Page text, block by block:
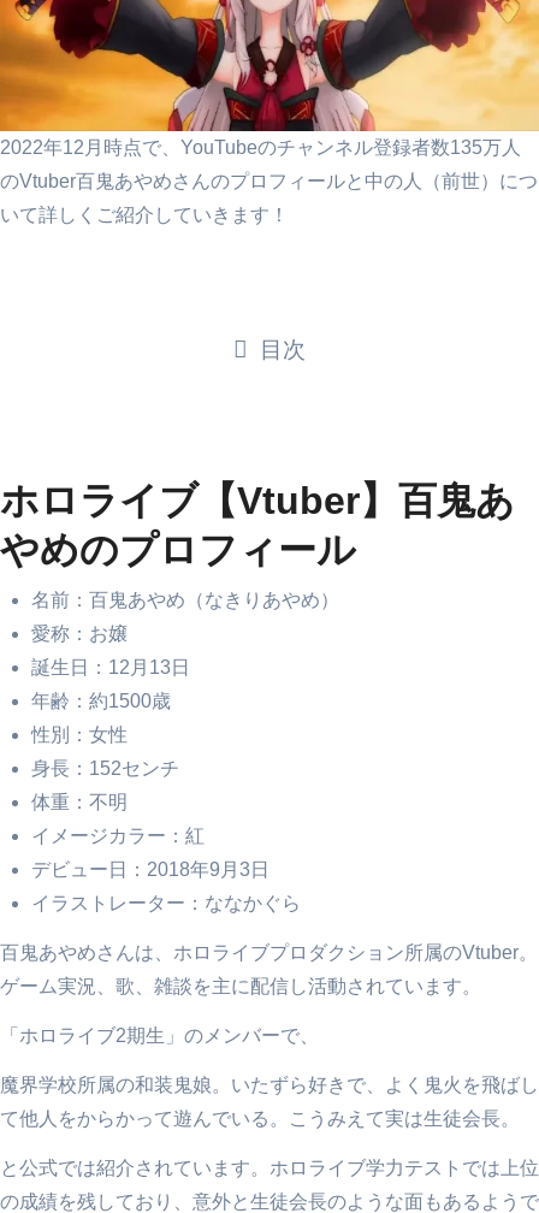
2022年12月時点で、YouTubeのチャンネル登録者数135万人
のVtuber百鬼あやめさんのプロフィールと中の人（前世）につ
いて詳しくご紹介していきます！
目次
ホロライブ【Vtuber】百鬼あ
やめのプロフィール
名前：百鬼あやめ（なきりあやめ）
愛称：お嬢
誕生日：12月13日
年齢：約1500歳
性別：女性
身長：152センチ
体重：不明
イメージカラー：紅
デビュー日：2018年9月3日
イラストレーター：ななかぐら
百鬼あやめさんは、ホロライブプロダクション所属のVtuber。
ゲーム実況、歌、雑談を主に配信し活動されています。
「ホロライブ2期生」のメンバーで、
魔界学校所属の和装鬼娘。いたずら好きで、よく鬼火を飛ばし
て他人をからかって遊んでいる。こうみえて実は生徒会長。
と公式では紹介されています。ホロライブ学力テストでは上位
の成績を残しており、意外と生徒会長のような面もあるようで